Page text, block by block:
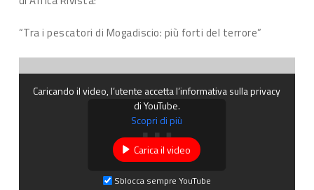
“Tra i pescatori di Mogadiscio: più forti del terrore”
Caricando il video, l’utente accetta l’informativa sulla privacy
di YouTube.
Scopri di più
Carica il video
Sblocca sempre YouTube